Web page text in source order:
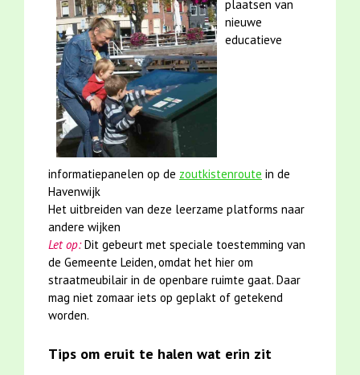
plaatsen van
nieuwe
educatieve
informatiepanelen op de zoutkistenroute in de
Havenwijk
Het uitbreiden van deze leerzame platforms naar
andere wijken
Let op:Dit gebeurt met speciale toestemming van
de Gemeente Leiden, omdat het hier om
straatmeubilair in de openbare ruimte gaat. Daar
mag niet zomaar iets op geplakt of getekend
worden.
Tips om eruit te halen wat erin zit